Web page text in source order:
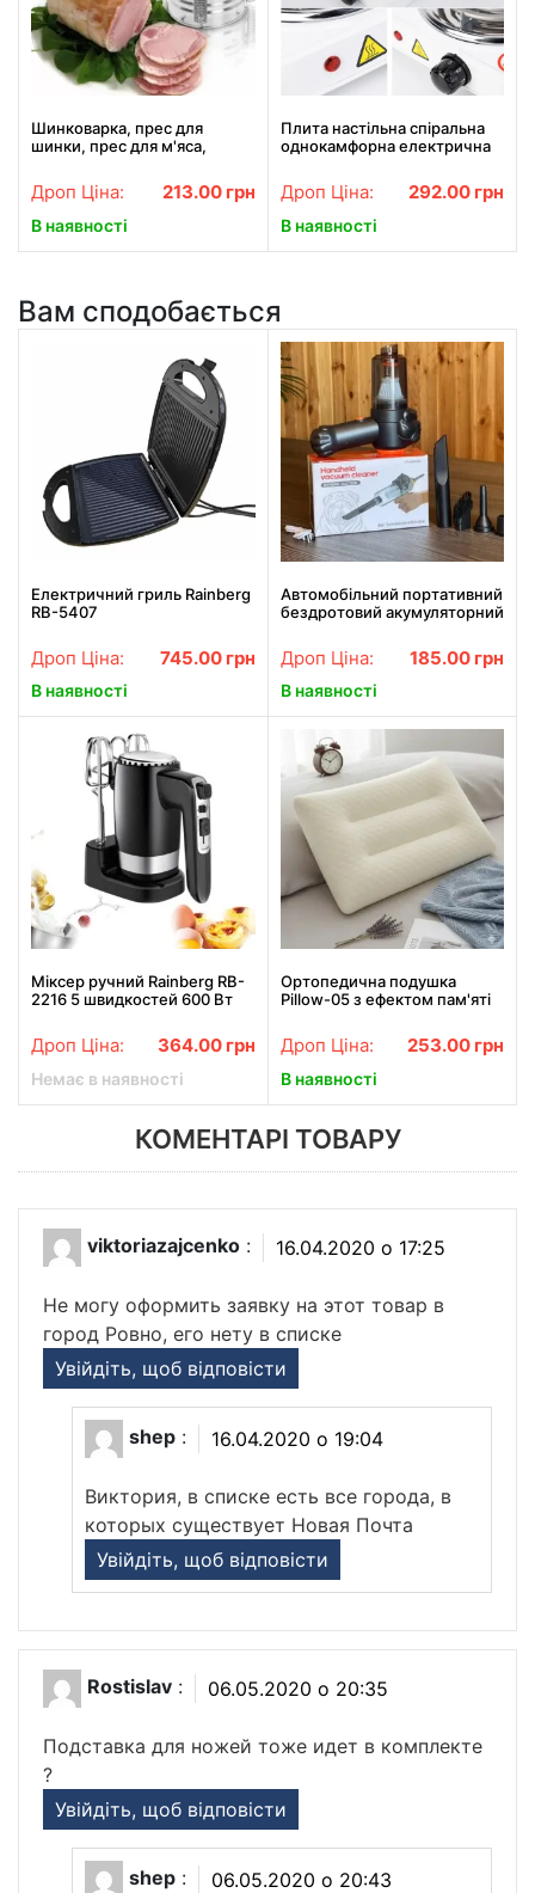
Шинковарка, прес для
шинки, прес для м'яса,
Series Multipro шинковарка
Дроп Ціна: 213.00 грн
В наявності
Плита настільна спіральна
однокамфорна електрична
Дроп Ціна: 292.00 грн
В наявності
Вам сподобається
Електричний гриль Rainberg
RB-5407
Дроп Ціна: 745.00 грн
В наявності
Автомобільний портативний
бездротовий акумуляторний
ЧОРНИЙ LY-597
Дроп Ціна: 185.00 грн
В наявності
Міксер ручний Rainberg RB-
2216 5 швидкостей 600 Вт
Дроп Ціна: 364.00 грн
Немає в наявності
Ортопедична подушка
Pillow-05 з ефектом пам'яті
Дроп Ціна: 253.00 грн
В наявності
КОМЕНТАРІ ТОВАРУ
viktoriazajcenko : 16.04.2020 о 17:25
Не могу оформить заявку на этот товар в
город Ровно, его нету в списке
Увійдіть, щоб відповісти
shep : 16.04.2020 о 19:04
Виктория, в списке есть все города, в
которых существует Новая Почта
Увійдіть, щоб відповісти
Rostislav : 06.05.2020 о 20:35
Подставка для ножей тоже идет в комплекте
?
Увійдіть, щоб відповісти
shep : 06.05.2020 о 20:43